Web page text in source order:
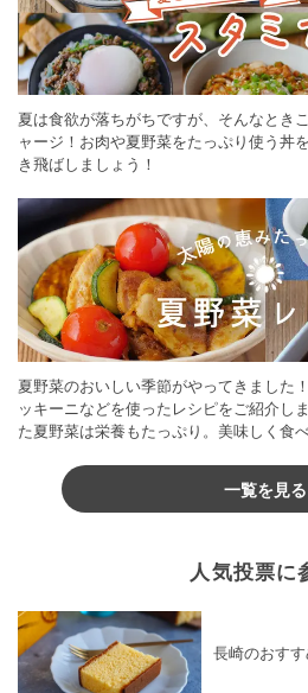
夏は食欲が落ちがちですが、そんなとき
ャージ！お肉や夏野菜をたっぷり使う丼
き飛ばしましょう！
夏野菜のおいしい季節がやってきました
ッキーニなどを使ったレシピをご紹介し
た夏野菜は栄養もたっぷり。美味しく食
一覧を見る
人気投票に
長崎のおす